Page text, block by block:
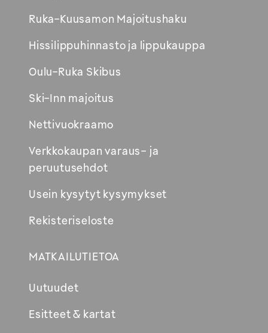
Ruka-Kuusamon Majoitushaku
ikkunaan
Hissilippuhinnasto ja lippukauppa
Oulu-Ruka Skibus
Ski-Inn majoitus
Nettivuokraamo
Verkkokaupan varaus- ja
peruutusehdot
Usein kysytyt kysymykset
Rekisteriseloste
MATKAILUTIETOA
Uutuudet
Esitteet & kartat